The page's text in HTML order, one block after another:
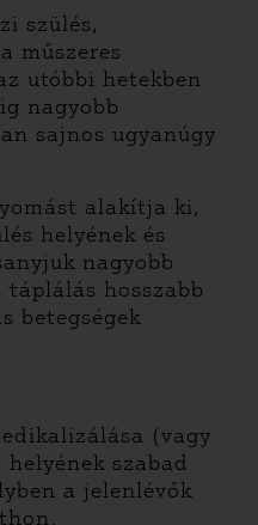
szülés,
műszeres
utóbbi hetekben
nagyobb
sajnos ugyanúgy
alakítja ki,
helyének és
nagyobb
hosszabb
betegségek
(vagy
szabad
a jelenlévők